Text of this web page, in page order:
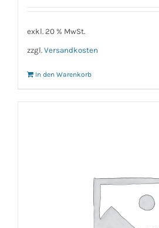
exkl. 20 % MwSt.
zzgl. Versandkosten
In den Warenkorb